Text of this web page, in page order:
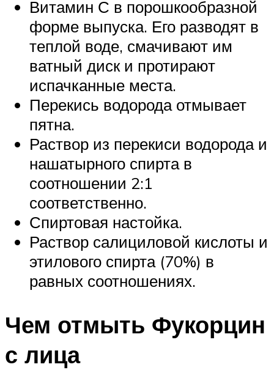
Витамин С в порошкообразной
форме выпуска. Его разводят в
теплой воде, смачивают им
ватный диск и протирают
испачканные места.
Перекись водорода отмывает
пятна.
Раствор из перекиси водорода и
нашатырного спирта в
соотношении 2:1
соответственно.
Спиртовая настойка.
Раствор салициловой кислоты и
этилового спирта (70%) в
равных соотношениях.
Чем отмыть Фукорцин
с лица